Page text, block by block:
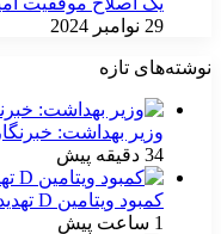
29 نوامبر 2024
نوشته‌های تازه
وزیر بهداشت:
34 دقیقه پیش
کمبود ویتامین D تهدید خاموش در رشد کودکان
1 ساعت پیش